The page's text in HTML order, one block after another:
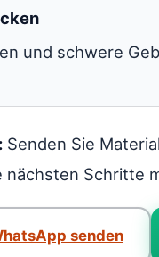
und schwere
Senden Sie
nächsten Schritte
senden